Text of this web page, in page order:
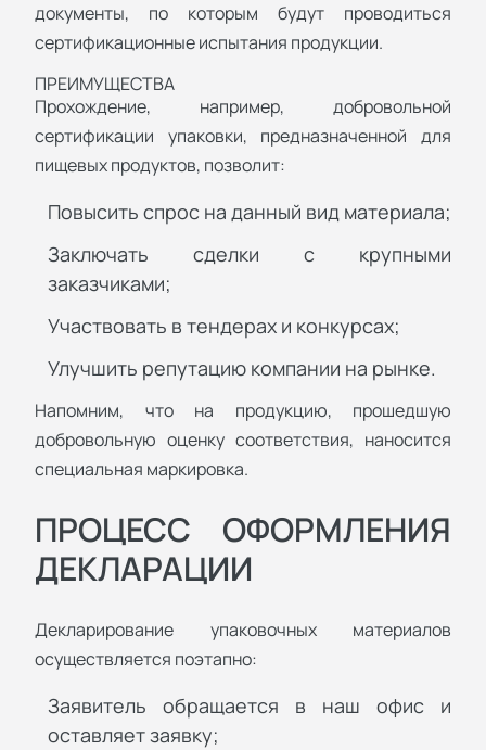
документы, по которым будут проводиться
сертификационные испытания продукции.
ПРЕИМУЩЕСТВА
Прохождение, например, добровольной
сертификации упаковки, предназначенной для
пищевых продуктов, позволит:
Повысить спрос на данный вид материала;
Заключать сделки с крупными
заказчиками;
Участвовать в тендерах и конкурсах;
Улучшить репутацию компании на рынке.
Напомним, что на продукцию, прошедшую
добровольную оценку соответствия, наносится
специальная маркировка.
ПРОЦЕСС ОФОРМЛЕНИЯ
ДЕКЛАРАЦИИ
Декларирование упаковочных материалов
осуществляется поэтапно:
Заявитель обращается в наш офис и
оставляет заявку;